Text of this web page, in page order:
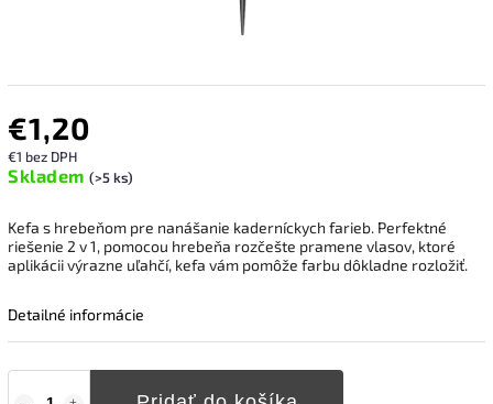
€1,20
€1 bez DPH
Skladem (>5 ks)
Kefa s hrebeňom pre nanášanie kaderníckych farieb. Perfektné
riešenie 2 v 1, pomocou hrebeňa rozčešte pramene vlasov, ktoré
aplikácii výrazne uľahčí, kefa vám pomôže farbu dôkladne rozložiť.
Detailné informácie